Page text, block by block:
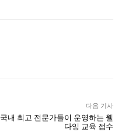
다음 기사
국내 최고 전문가들이 운영하는 웰
다잉 교육 접수